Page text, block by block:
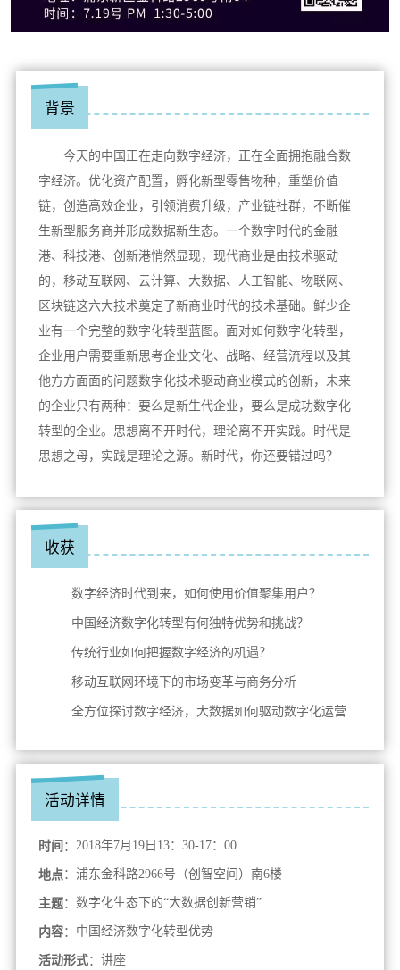
背景
今天的中国正在走向数字经济，正在全面拥抱融合数
字经济。优化资产配置，孵化新型零售物种，重塑价值
链，创造高效企业，引领消费升级，产业链社群，不断催
生新型服务商并形成数据新生态。一个数字时代的金融
港、科技港、创新港悄然显现，现代商业是由技术驱动
的，移动互联网、云计算、大数据、人工智能、物联网、
区块链这六大技术奠定了新商业时代的技术基础。鲜少企
业有一个完整的数字化转型蓝图。面对如何数字化转型，
企业用户需要重新思考企业文化、战略、经营流程以及其
他方方面面的问题数字化技术驱动商业模式的创新，未来
的企业只有两种：要么是新生代企业，要么是成功数字化
转型的企业。思想离不开时代，理论离不开实践。时代是
思想之母，实践是理论之源。新时代，你还要错过吗？
收获
数字经济时代到来，如何使用价值聚集用户？
中国经济数字化转型有何独特优势和挑战？
传统行业如何把握数字经济的机遇？
移动互联网环境下的市场变革与商务分析
全方位探讨数字经济， 大数据如何驱动数字化运营
活动详情
时间 ：2018年7月19日13：30-17：00
地点：浦东金科路2966号 （创智空间）南6楼
主题：数字化生态下的“大数据创新营销”
内容： 中国经济数字化转型优势
活动形式：讲座